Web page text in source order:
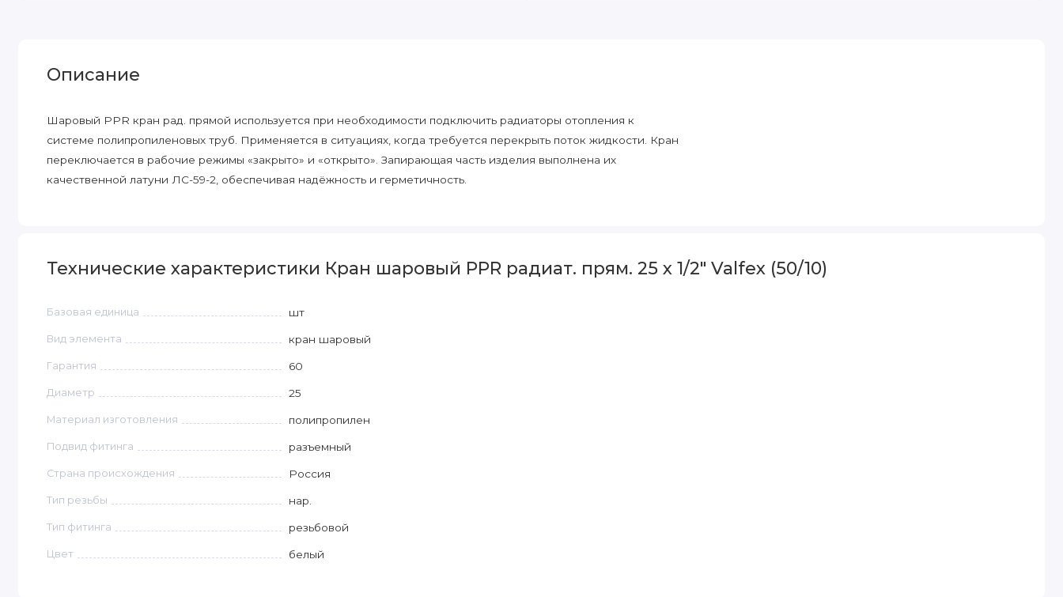
Описание
Шаровый PPR кран рад. прямой используется при необходимости подключить радиаторы отопления к
системе полипропиленовых труб. Применяется в ситуациях, когда требуется перекрыть поток жидкости. Кран
переключается в рабочие режимы «закрыто» и «открыто». Запирающая часть изделия выполнена их
качественной латуни ЛС-59-2, обеспечивая надёжность и герметичность.
Технические характеристики Кран шаровый PPR радиат. прям. 25 х 1/2" Valfex (50/10)
Базовая единица шт
Вид элемента кран шаровый
Гарантия 60
Диаметр 25
Материал изготовления полипропилен
Подвид фитинга разъемный
Страна происхождения Россия
Тип резьбы нар.
Тип фитинга резьбовой
Цвет белый